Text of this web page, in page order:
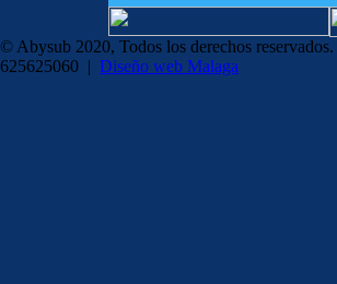
© Abysub 2020, Todos los derechos
625625060 | Diseño web Malaga